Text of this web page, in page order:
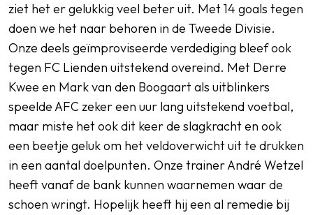
ziet het er gelukkig veel beter uit. Met 14 goals tegen
doen we het naar behoren in de Tweede Divisie.
Onze deels geïmproviseerde verdediging bleef ook
tegen FC Lienden uitstekend overeind. Met Derre
Kwee en Mark van den Boogaart als uitblinkers
speelde AFC zeker een uur lang uitstekend voetbal,
maar miste het ook dit keer de slagkracht en ook
een beetje geluk om het veldoverwicht uit te drukken
in een aantal doelpunten. Onze trainer André Wetzel
heeft vanaf de bank kunnen waarnemen waar de
schoen wringt. Hopelijk heeft hij een al remedie bij